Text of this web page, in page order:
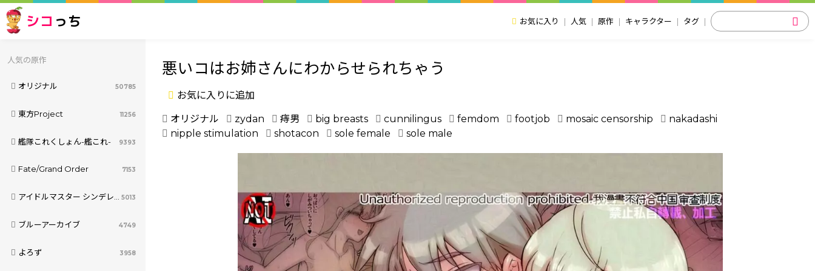
シコ っち お気に入り 人気 原作 キャラクター タグ
人気の原作
オリジナル 50785
東方Project 11256
艦隊これくしょん-艦これ- 9393
Fate/Grand Order 7153
アイドルマスター シンデレラガールズ 5013
ブルーアーカイブ 4749
よろず 3958
悪いコはお姉さんにわからせられちゃう
お気に入りに追加
オリジナル zydan 痔男 big breasts cunnilingus femdom footjob mosaic censorship
nakadashi
nipple stimulation
shotacon sole female sole male